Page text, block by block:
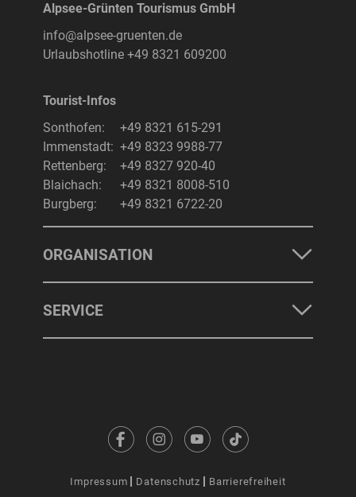
Alpsee-Grünten Tourismus GmbH
info@alpsee-gruenten.de
Urlaubshotline +49 8321 609200
Tourist-Infos
Sonthofen:
+49 8321 615-291
Immenstadt: +49 8323 9988-77
Rettenberg:
+49 8327 920-40
Blaichach:
+49 8321 8008-510
Burgberg:
+49 8321 6722-20
ORGANISATION
SERVICE
Impressum Datenschutz Barrierefreiheit